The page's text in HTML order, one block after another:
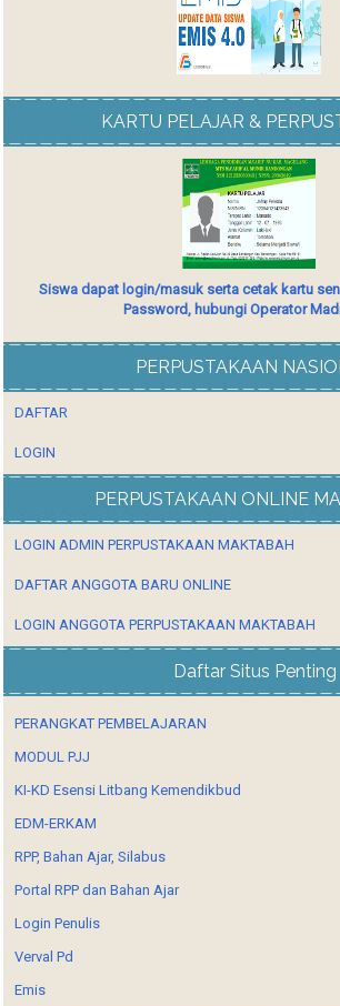
KARTU PELAJAR &
Siswa dapat login/masuk serta cetak kartu
Password, hubungi Operator
PERPUSTAKAAN
DAFTAR
LOGIN
PERPUSTAKAAN ONLINE
LOGIN ADMIN PERPUSTAKAAN MAKTABAH
DAFTAR ANGGOTA BARU ONLINE
LOGIN ANGGOTA PERPUSTAKAAN MAKTABAH
Daftar Situs Penting
PERANGKAT PEMBELAJARAN
MODUL PJJ
KI-KD Esensi Litbang Kemendikbud
EDM-ERKAM
RPP, Bahan Ajar, Silabus
Portal RPP dan Bahan Ajar
Login Penulis
Verval Pd
Emis